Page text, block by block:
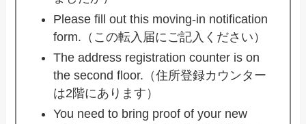
Please fill out this moving-in notification
form.（この転入届にご記入ください）
The address registration counter is on
the second floor.（住所登録カウンター
は2階にあります）
You need to bring proof of your new